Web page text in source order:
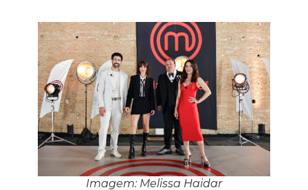
Imagem: Melissa Haidar